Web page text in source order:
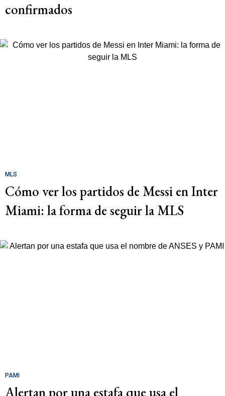
confirmados
MLS
Cómo ver los partidos de Messi en Inter
Miami: la forma de seguir la MLS
PAMI
Alertan por una estafa que usa el